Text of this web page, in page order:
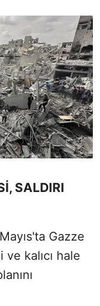
SALDIRI
Gazze
kalıcı hale